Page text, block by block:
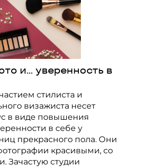
и… уверенность в
стилиста и
визажиста несет
в виде повышения
в себе у
прекрасного пола. Они
красивыми, со
Зачастую студии